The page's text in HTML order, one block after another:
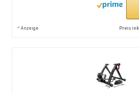
* Anzeige Preis